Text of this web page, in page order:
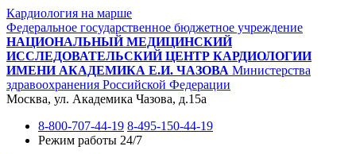
Кардиология на марше
Федеральное государственное бюджетное учреждение
НАЦИОНАЛЬНЫЙ МЕДИЦИНСКИЙ
ИССЛЕДОВАТЕЛЬСКИЙ ЦЕНТР КАРДИОЛОГИИ
ИМЕНИ АКАДЕМИКА Е.И. ЧАЗОВА Министерства
здравоохранения Российской Федерации
Москва, ул. Академика Чазова, д.15а
8-800-707-44-19 8-495-150-44-19
Режим работы 24/7